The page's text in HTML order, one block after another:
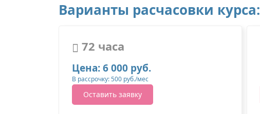
Варианты расчасовки курса:
72 часа
Цена: 6 000 руб.
В рассрочку: 500 руб./мес
Оставить заявку